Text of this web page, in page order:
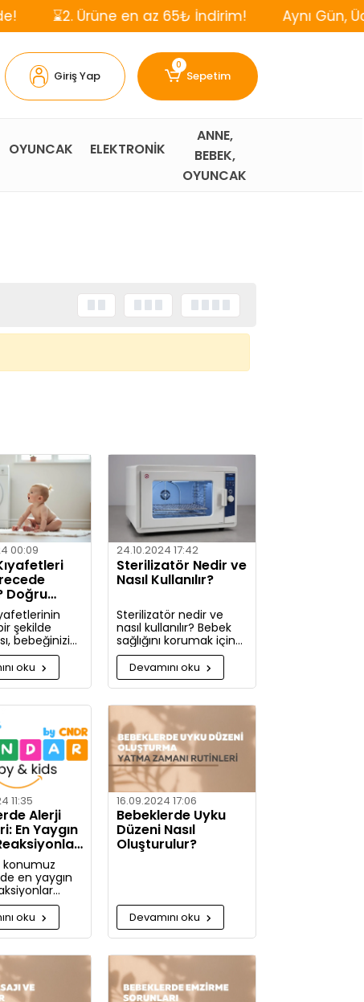
Ürüne en az 65₺ İndirim! Aynı Gün, Ücretsiz
Giriş Yap
0
Sepetim
OYUNCAK ELEKTRONİK
ANNE,
BEBEK,
OYUNCAK
00:09
Doğru
şekilde
bebeğinizin
korumak
önemlidir.
bebek
nasıl ve
gerektiği
detaylı bilgiler
oku
24.10.2024 17:42
Sterilizatör Nedir ve
Nasıl Kullanılır?
Sterilizatör nedir ve
nasıl kullanılır? Bebek
sağlığını korumak için
hijyenin önemini
keşfedin. Buharlı ve UV
sterilizatörlerle
mikroplara karşı tam
koruma!
Devamını oku
11:35
Alerji
En Yaygın
konumuz
en yaygın
alerjiye karşı
alınabilir?
karşı daha
oku
16.09.2024 17:06
Bebeklerde Uyku
Düzeni Nasıl
Oluşturulur?
Devamını oku